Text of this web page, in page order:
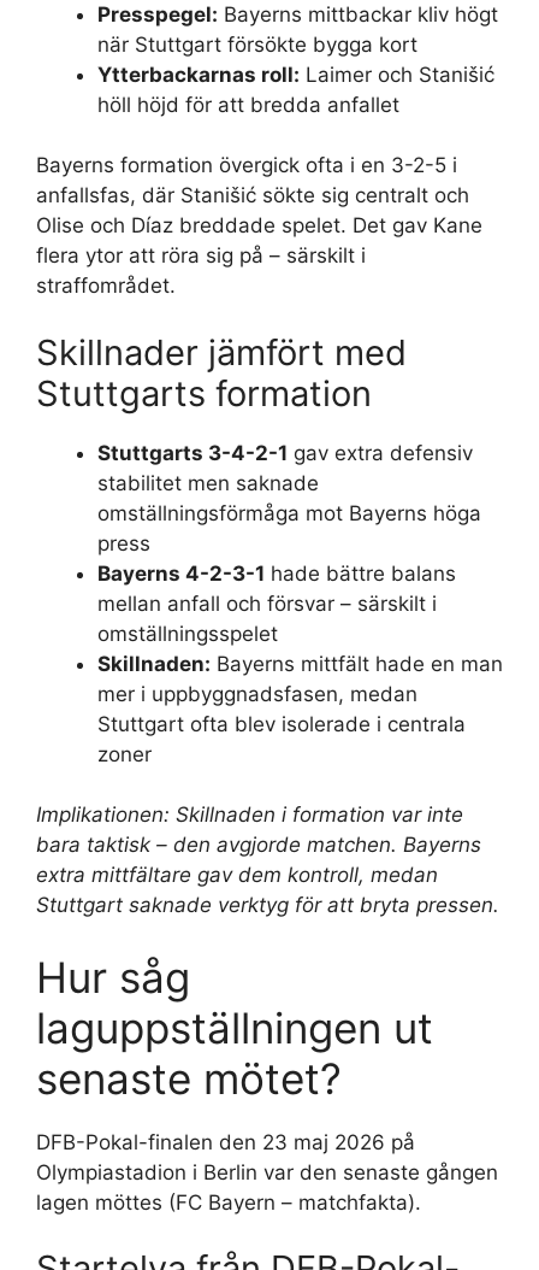
Presspegel: Bayerns mittbackar kliv högt
när Stuttgart försökte bygga kort
Ytterbackarnas roll: Laimer och Stanišić
höll höjd för att bredda anfallet
Bayerns formation övergick ofta i en 3-2-5 i
anfallsfas, där Stanišić sökte sig centralt och
Olise och Díaz breddade spelet. Det gav Kane
flera ytor att röra sig på – särskilt i
straffområdet.
Skillnader jämfört med
Stuttgarts formation
Stuttgarts 3-4-2-1 gav extra defensiv
stabilitet men saknade
omställningsförmåga mot Bayerns höga
press
Bayerns 4-2-3-1 hade bättre balans
mellan anfall och försvar – särskilt i
omställningsspelet
Skillnaden: Bayerns mittfält hade en man
mer i uppbyggnadsfasen, medan
Stuttgart ofta blev isolerade i centrala
zoner
Implikationen: Skillnaden i formation var inte
bara taktisk – den avgjorde matchen. Bayerns
extra mittfältare gav dem kontroll, medan
Stuttgart saknade verktyg för att bryta pressen.
Hur såg
laguppställningen ut
senaste mötet?
DFB-Pokal-finalen den 23 maj 2026 på
Olympiastadion i Berlin var den senaste gången
lagen möttes (FC Bayern – matchfakta).